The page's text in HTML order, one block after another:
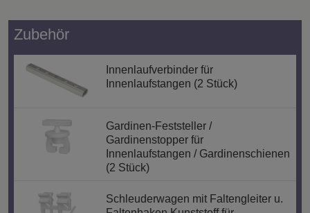
Zubehör
Innenlaufverbinder für
Innenlaufstangen (2 Stück)
Gardinen-Feststeller /
Gardinenstopper für
Innenlaufstangen / Gardinenschienen
(2 Stück)
Schleuderwagen mit Faltengleiter u.